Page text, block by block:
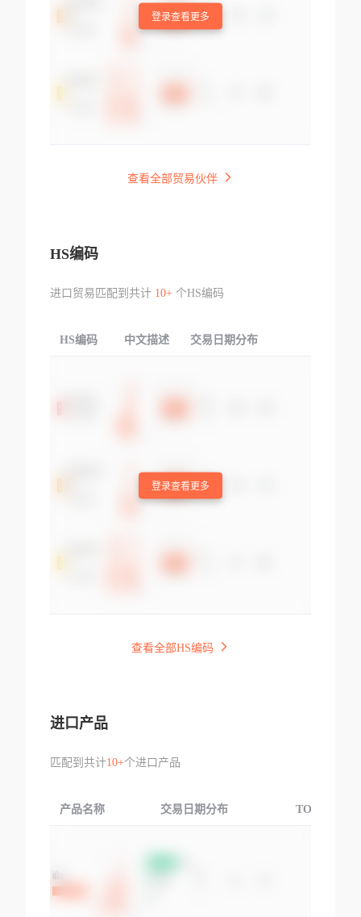
登录查看更多
查看全部贸易伙伴
HS编码
进口贸易匹配到共计 10+个HS编码
HS编码 中文描述 交易日期分布
登录查看更多
查看全部HS编码
进口产品
匹配到共计10+个进口产品
产品名称 交易日期分布 TOP3交易国